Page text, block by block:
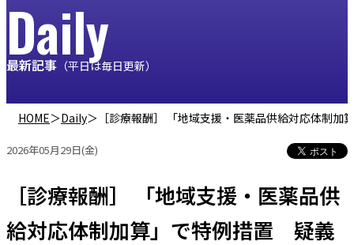
Daily
最新記事 （平日は毎日更新）
HOME＞Daily＞ ［診療報酬］ 「地域支援・医薬品供給対応体制
2026年05月29日(金)
［診療報酬］ 「地域支援・医薬品供
給対応体制加算」で特例措置 疑義